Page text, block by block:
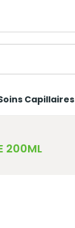
Capillaires
200ML